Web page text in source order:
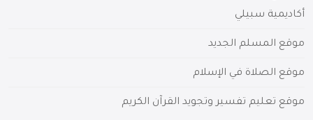
أكاديمية سبيلي
موقع المسلم الجديد
موقع الصلاة في الإسلام
موقع تعليم تفسير وتجويد القرآن الكريم